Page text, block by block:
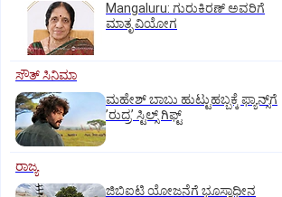
Mangaluru: ಗುರುಕಿರಣ್ ಅವರಿಗೆ
ಮಾತೃ ವಿಯೋಗ
ಸೌತ್‌ ಸಿನಿಮಾ
ಮಹೇಶ್‌ ಬಾಬು ಹುಟ್ಟುಹಬ್ಬಕ್ಕೆ ಫ್ಯಾನ್ಸ್‌ಗೆ
ʼರುದ್ರʼ ಸ್ಟಿಲ್ಸ್‌ ಗಿಫ್ಟ್
ರಾಜ್ಯ
ಜಿಬಿಐಟಿ ಯೋಜನೆಗೆ ಭೂಸ್ವಾಧೀನ